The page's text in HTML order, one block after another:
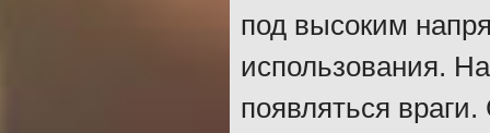
под высоким
использования.
появляться